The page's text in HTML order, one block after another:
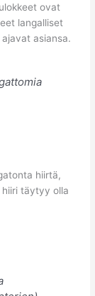
ovat
langalliset
asiansa.
hiirtä,
täytyy olla